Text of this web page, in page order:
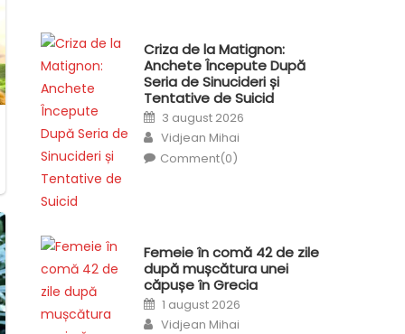
Criza de la Matignon:
Anchete Începute După
Seria de Sinucideri și
Tentative de Suicid
Posted
on
3 august 2026
Author
Vidjean Mihai
Comment(0)
Femeie în comă 42 de zile
după mușcătura unei
căpușe în Grecia
Posted
on
1 august 2026
Author
Vidjean Mihai